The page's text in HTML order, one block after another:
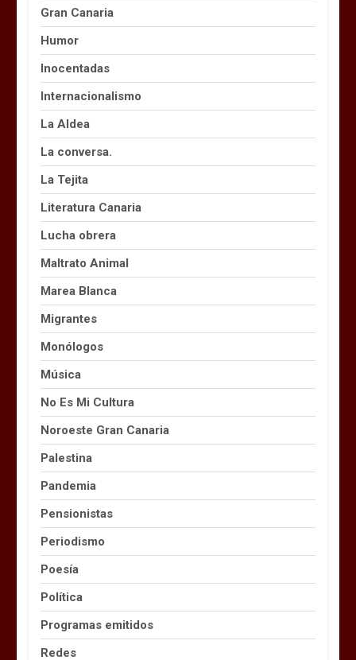
Gran Canaria
Humor
Inocentadas
Internacionalismo
La Aldea
La conversa.
La Tejita
Literatura Canaria
Lucha obrera
Maltrato Animal
Marea Blanca
Migrantes
Monólogos
Música
No Es Mi Cultura
Noroeste Gran Canaria
Palestina
Pandemia
Pensionistas
Periodismo
Poesía
Política
Programas emitidos
Redes